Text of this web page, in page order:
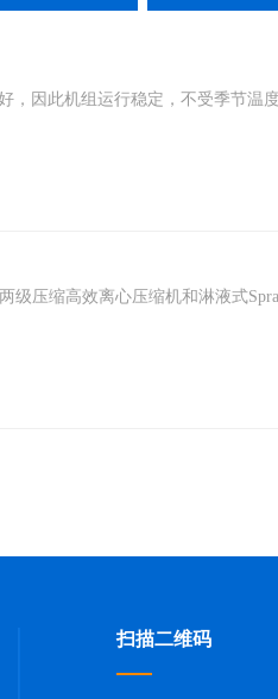
，因此机组运行稳定，不受季节温
级压缩高效离心压缩机和淋液式
扫描二维码